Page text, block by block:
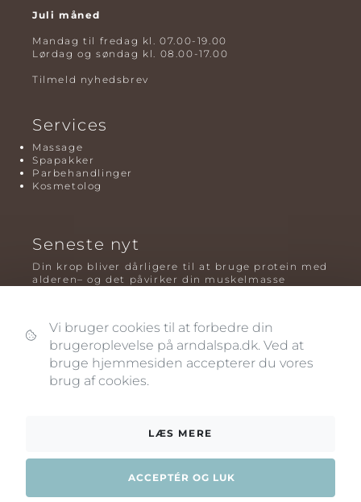
Juli måned
Mandag til fredag kl. 07.00-19.00
Lørdag og søndag kl. 08.00-17.00
Tilmeld nyhedsbrev
Services
Massage
Spapakker
Parbehandlinger
Kosmetolog
Seneste nyt
Din krop bliver dårligere til at bruge protein med
alderen– og det påvirker din muskelmasse
Plyometrisk træning: hvorfor hop kan være noget
af det mest oversete for knogler og power – før
og efter overgangsalderen
Vi bruger cookies til at forbedre din
brugeroplevelse på arndalspa.dk. Ved at
bruge hjemmesiden accepterer du vores
brug af cookies.
LÆS MERE
ACCEPTÉR OG LUK